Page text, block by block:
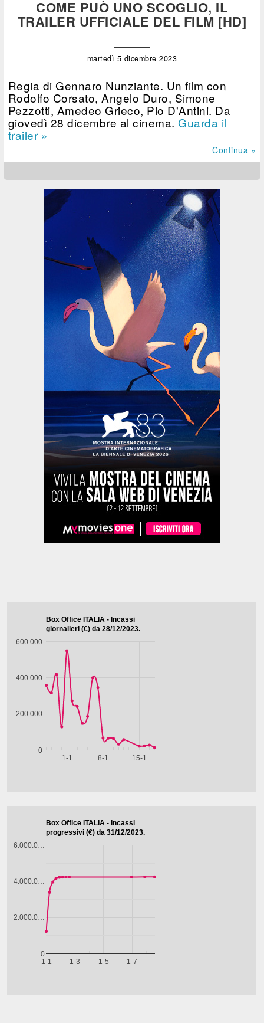
COME PUÒ UNO SCOGLIO, IL
TRAILER UFFICIALE DEL FILM [HD]
martedì 5 dicembre 2023
Regia di Gennaro Nunziante. Un film con
Rodolfo Corsato, Angelo Duro, Simone
Pezzotti, Amedeo Grieco, Pio D'Antini. Da
giovedì 28 dicembre al cinema. Guarda il
trailer »
Continua »